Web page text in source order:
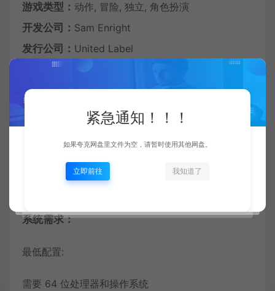
游戏类型： 动作, 冒险, 独立, 角色扮演
开发公司： Sam Enright
发行公司： United Label
游戏系列：
United Label
发行日期：2024 年 9 月 25 日
官方购买：
中文设置：Options — Sould/Language —
Change Language 选择 简体中文
系统需求：
最低配置:
需要 64 位处理器和操作系统
紧急通知！！！
如果夸克网盘里文件为空，请暂时使用其他网盘。
立即前往 我知道了